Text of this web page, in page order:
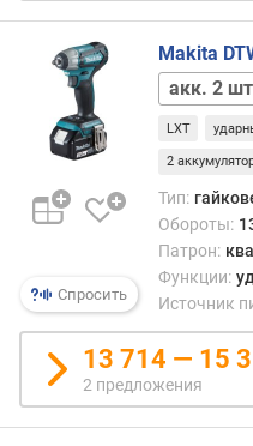
о
с
т
(
В
)
т
б
я
Спросить
Makita
акк.
2
шт
5 Ач
кейс
Makpacакк.
без
кейса
LXT
2
Тип:
Обороты:
Патрон:
Функции:
Источник
13 714 — 15
2 предложения